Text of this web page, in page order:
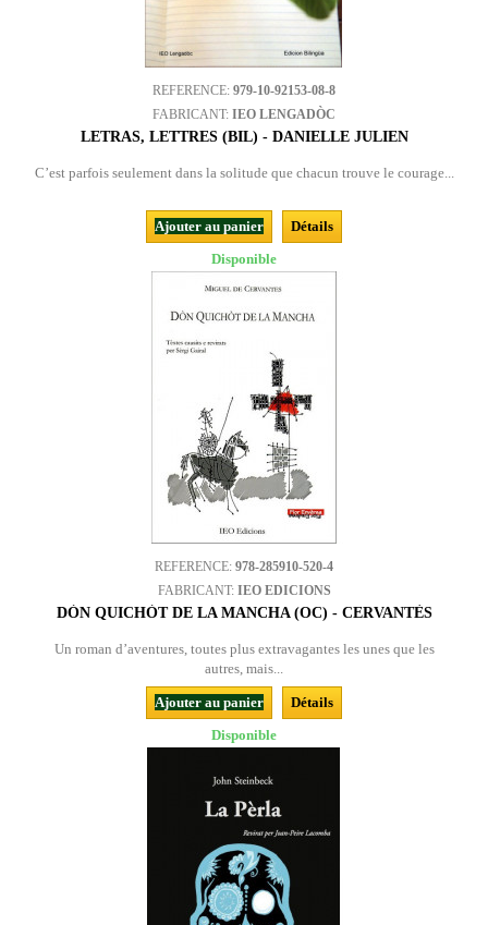
REFERENCE: 979-10-92153-08-8
FABRICANT: IEO LENGADÒC
LETRAS, LETTRES (BIL) - DANIELLE JULIEN
C’est parfois seulement dans la solitude que chacun trouve le courage...
Ajouter au panier
Détails
Disponible
REFERENCE: 978-285910-520-4
FABRICANT: IEO EDICIONS
DÒN QUICHÒT DE LA MANCHA (OC) - CERVANTÈS
Un roman d’aventures, toutes plus extravagantes les unes que les
autres, mais...
Ajouter au panier
Détails
Disponible